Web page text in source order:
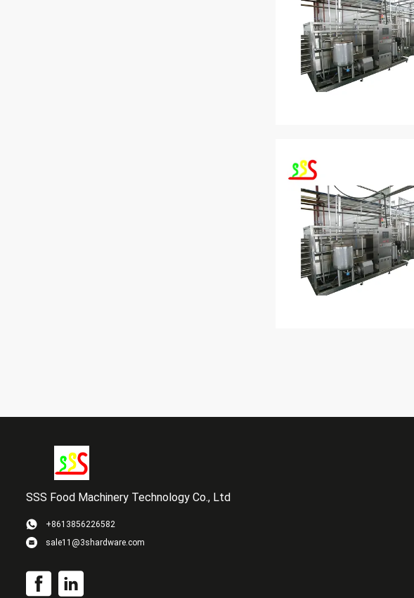
SSS Food Machinery Technology Co., Ltd
+8613856226582
sale11@3shardware.com